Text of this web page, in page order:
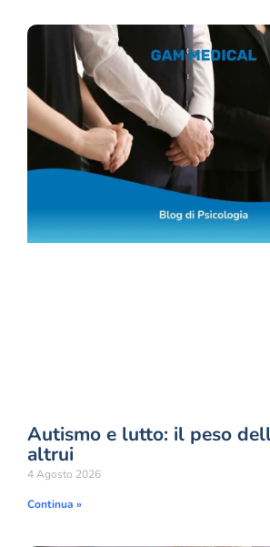
Autismo e lutto: il peso
altrui
4 Agosto 2026
Continua »